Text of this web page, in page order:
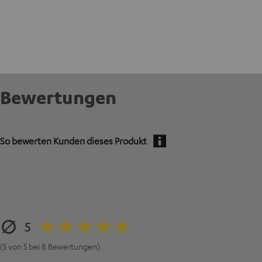
Bewertungen
So bewerten Kunden dieses Produkt
5
(5 von 5 bei 8 Bewertungen)